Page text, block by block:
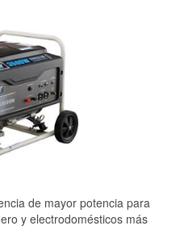
de mayor potencia para
y electrodomésticos más